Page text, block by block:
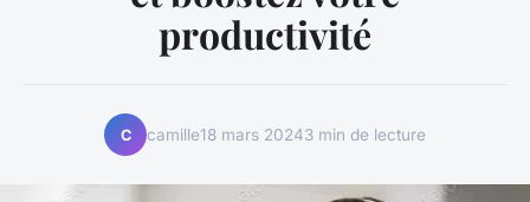
productivité
C camille18 mars 20243 min de lecture